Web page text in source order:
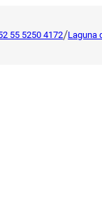
55 5250 4172/Laguna